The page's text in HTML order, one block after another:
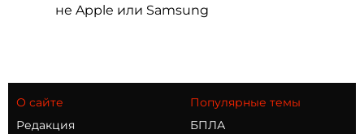
не Apple или Samsung
О сайте
Редакция
Популярные темы
БПЛА